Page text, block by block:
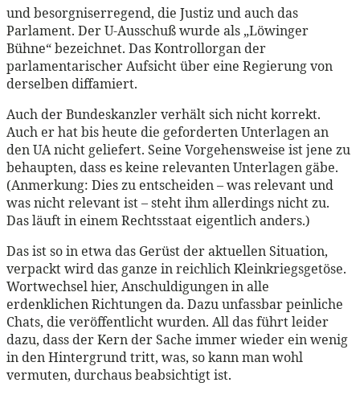
und besorgniserregend, die Justiz und auch das
Parlament. Der U-Ausschuß wurde als „Löwinger
Bühne“ bezeichnet. Das Kontrollorgan der
parlamentarischer Aufsicht über eine Regierung von
derselben diffamiert.
Auch der Bundeskanzler verhält sich nicht korrekt.
Auch er hat bis heute die geforderten Unterlagen an
den UA nicht geliefert. Seine Vorgehensweise ist jene zu
behaupten, dass es keine relevanten Unterlagen gäbe.
(Anmerkung: Dies zu entscheiden – was relevant und
was nicht relevant ist – steht ihm allerdings nicht zu.
Das läuft in einem Rechtsstaat eigentlich anders.)
Das ist so in etwa das Gerüst der aktuellen Situation,
verpackt wird das ganze in reichlich Kleinkriegsgetöse.
Wortwechsel hier, Anschuldigungen in alle
erdenklichen Richtungen da. Dazu unfassbar peinliche
Chats, die veröffentlicht wurden. All das führt leider
dazu, dass der Kern der Sache immer wieder ein wenig
in den Hintergrund tritt, was, so kann man wohl
vermuten, durchaus beabsichtigt ist.